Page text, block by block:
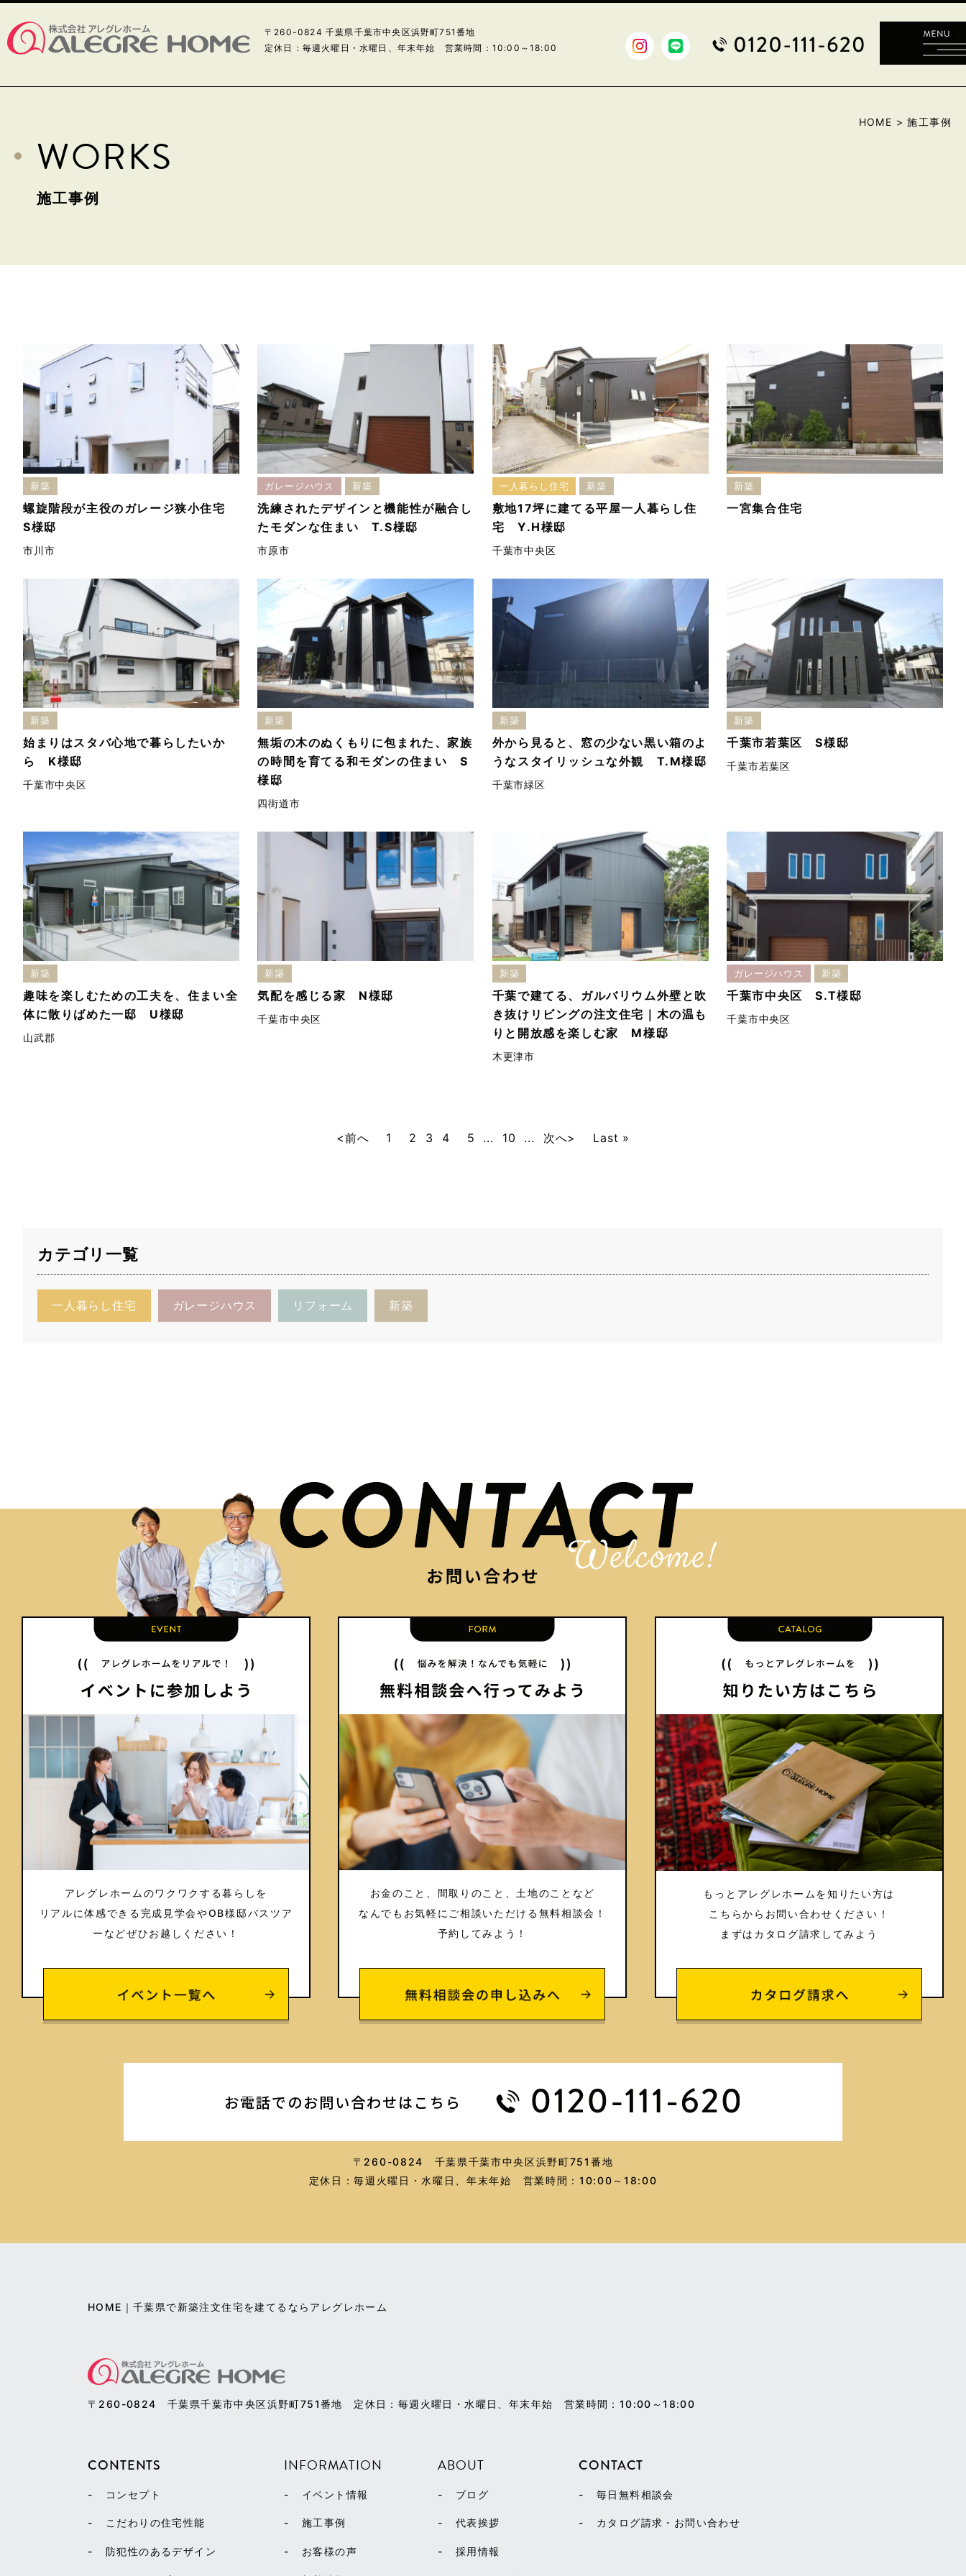
〒260-0824 千葉県千葉市中央区浜野町751番地
定休日：毎週火曜日・水曜日、年末年始 営業時間：10:00～18:00
HOME >施工事例
WORKS
施工事例
新築
螺旋階段が主役のガレージ狭小住宅
S様邸
市川市
ガレージハウス 新築
洗練されたデザインと機能性が融合し
たモダンな住まい T.S様邸
市原市
一人暮らし住宅 新築
敷地17坪に建てる平屋一人暮らし住
宅 Y.H様邸
千葉市中央区
新築
一宮集合住宅
新築
始まりはスタバ心地で暮らしたいか
ら K様邸
千葉市中央区
新築
無垢の木のぬくもりに包まれた、家族
の時間を育てる和モダンの住まい S
様邸
四街道市
新築
外から見ると、窓の少ない黒い箱のよ
うなスタイリッシュな外観 T.M様邸
千葉市緑区
新築
千葉市若葉区 S様邸
千葉市若葉区
新築
趣味を楽しむための工夫を、住まい全
体に散りばめた一邸 U様邸
山武郡
新築
気配を感じる家 N様邸
千葉市中央区
新築
千葉で建てる、ガルバリウム外壁と吹
き抜けリビングの注文住宅｜木の温も
りと開放感を楽しむ家 M様邸
木更津市
ガレージハウス 新築
千葉市中央区 S.T様邸
千葉市中央区
<前へ 1 2 3 4 5 ... 10 ... 次へ> Last »
カテゴリ一覧
一人暮らし住宅 ガレージハウス リフォーム 新築
アレグレホームのワクワクする暮らしを
リアルに体感できる完成見学会やOB様邸バスツア
ーなどぜひお越しください！
お金のこと、間取りのこと、土地のことなど
なんでもお気軽にご相談いただける無料相談会！
予約してみよう！
もっとアレグレホームを知りたい方は
こちらからお問い合わせください！
まずはカタログ請求してみよう
お電話でのお問い合わせはこちら
〒260-0824 千葉県千葉市中央区浜野町751番地
定休日：毎週火曜日・水曜日、年末年始 営業時間：10:00～18:00
HOME｜千葉県で新築注文住宅を建てるならアレグレホーム
〒260-0824千葉県千葉市中央区浜野町751番地 定休日：毎週火曜日・水曜日、年末年始 営業時間：10:00～18:00
CONTENTS
コンセプト
こだわりの住宅性能
防犯性のあるデザイン
INFORMATION
イベント情報
施工事例
お客様の声
ABOUT
ブログ
代表挨拶
採用情報
CONTACT
毎日無料相談会
カタログ請求・お問い合わせ